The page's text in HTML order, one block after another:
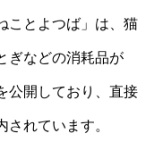
ことよつば」は、猫
ぎなどの消耗品が
公開しており、直接
れています。